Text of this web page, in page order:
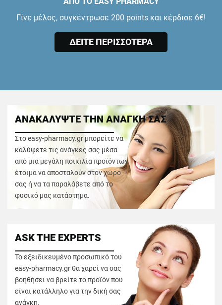
Γίνε μέλος, συγκέντρωσε 200 points και κέρδισε 6€!
ΔΕΙΤΕ ΠΕΡΙΣΣΟΤΕΡΑ
ΑΝΑΚΑΛΥΨΤΕ ΤΗΝ ΑΝΑΓΚΗ ΣΑΣ
Στο easy-pharmacy.gr μπορείτε να
καλύψετε τις ανάγκες σας μέσα
από μια μεγάλη ποικιλία προϊόντων
έτοιμα να αποσταλούν στον χώρο
σας ή να τα παραλάβετε από το
φυσικό μας κατάστημα.
ASK THE EXPERTS
Το εξειδικευμένο προσωπικό του
easy-pharmacy.gr θα χαρεί να σας
βοηθήσει να βρείτε το προϊόν που
είναι κατάλληλο για την δική σας
ανάγκη.